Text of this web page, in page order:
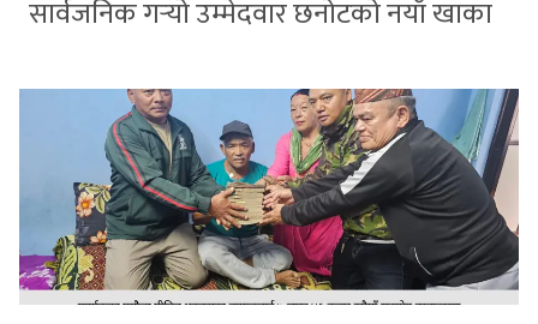
सार्वजनिक गर्‍यो उम्मेदवार छनोटको नयाँ खाका